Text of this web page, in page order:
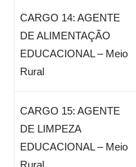
CARGO 14: AGENTE
DE ALIMENTAÇÃO
EDUCACIONAL – Meio
Rural
CARGO 15: AGENTE
DE LIMPEZA
EDUCACIONAL – Meio
Rural